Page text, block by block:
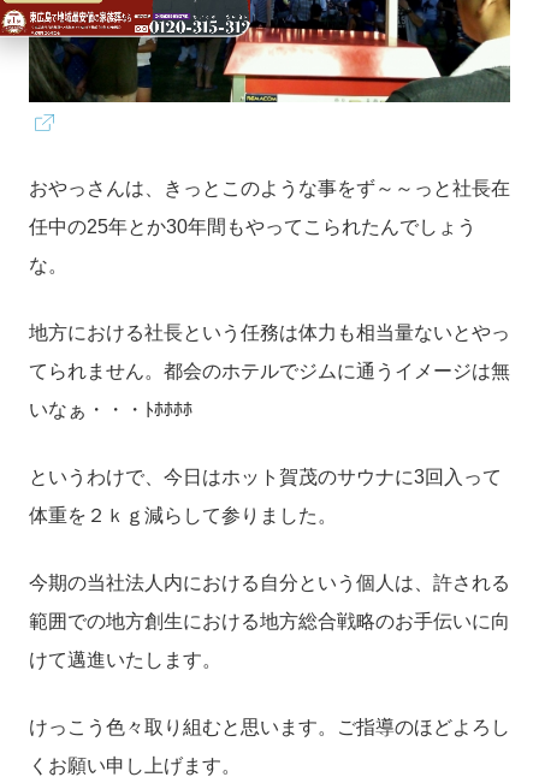
おやっさんは、きっとこのような事をず～～っと社長在
任中の25年とか30年間もやってこられたんでしょう
な。
地方における社長という任務は体力も相当量ないとやっ
てられません。都会のホテルでジムに通うイメージは無
いなぁ・・・ﾄﾎﾎﾎﾎ
というわけで、今日はホット賀茂のサウナに3回入って
体重を２ｋｇ減らして参りました。
今期の当社法人内における自分という個人は、許される
範囲での地方創生における地方総合戦略のお手伝いに向
けて邁進いたします。
けっこう色々取り組むと思います。ご指導のほどよろし
くお願い申し上げます。